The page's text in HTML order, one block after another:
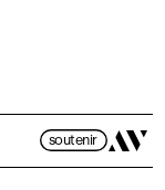
soutenir